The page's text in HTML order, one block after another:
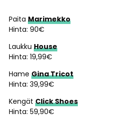
Paita Marimekko
Hinta: 90€
Laukku House
Hinta: 19,99€
Hame Gina Tricot
Hinta: 39,99€
Kengät Click Shoes
Hinta: 59,90€